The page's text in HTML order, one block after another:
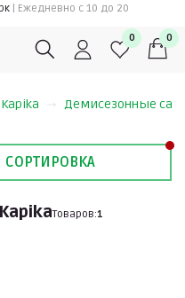
| Ежедневно c 10 до 20
0 0
Kapika Демисезонные
Товаров:1